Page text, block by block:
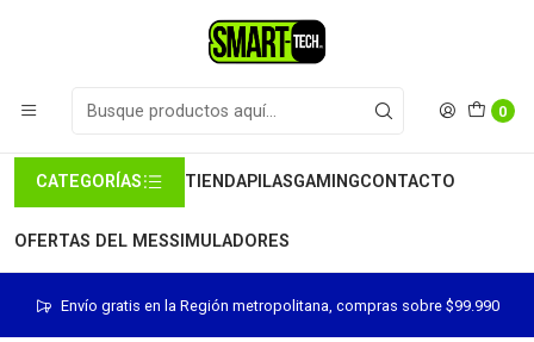
0
CATEGORÍAS TIENDAPILASGAMINGCONTACTO
OFERTAS DEL MESSIMULADORES
Envío gratis en la Región metropolitana, compras sobre $99.990